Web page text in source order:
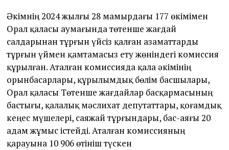
Әкімнің 2024 жылғы 28 мамырдағы 177 өкімімен
Орал қаласы аумағында төтенше жағдай
салдарынан тұрғын үйсіз қалған азаматтарды
тұрғын үймен қамтамасыз ету жөніндегі комиссия
құрылған. Аталған комиссияда қала әкімінің
орынбасарлары, құрылымдық бөлім басшылары,
Орал қаласы Төтенше жағдайлар басқармасының
бастығы, қалалық мәслихат депутаттары, қоғамдық
кеңес мүшелері, саяжай тұрғындары, бас-аяғы 20
адам жұмыс істейді. Аталған комиссияның
қарауына 10 906 өтініш түскен